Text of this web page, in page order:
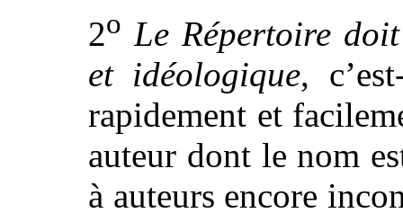
2o Le Répertoire
et idéologique,
rapidement et
auteur dont le nom
à auteurs encore